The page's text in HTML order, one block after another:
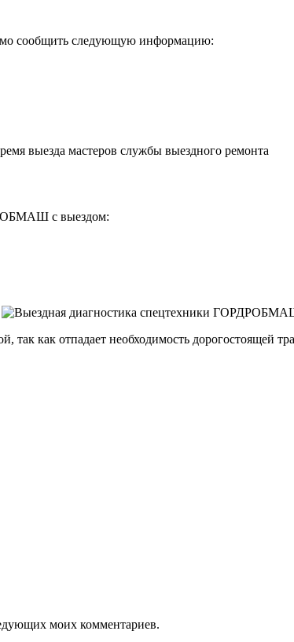
сообщить следующую информацию:
выезда мастеров службы выездного ремонта
с выездом:
так как отпадает необходимость дорогостоящей
моих комментариев.